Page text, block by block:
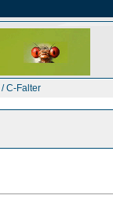
/ C-Falter